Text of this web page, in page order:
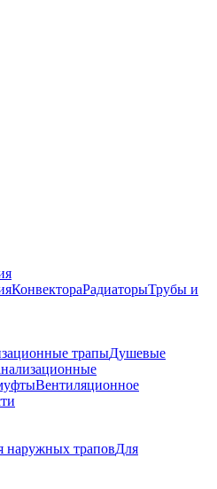
КонвектораРадиаторыТрубы и
трапыДушевые
Вентиляционное
наружных траповДля